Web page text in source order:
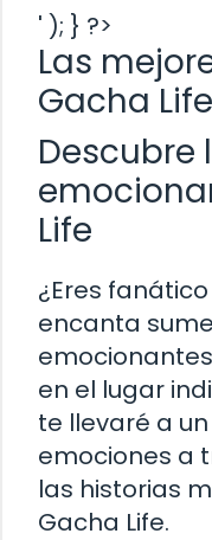
' ); } ?>
Las
Gacha Life
Descubre
Life
¿Eres
encanta
en el lugar
te llevaré a
emociones a
las historias
Gacha Life.